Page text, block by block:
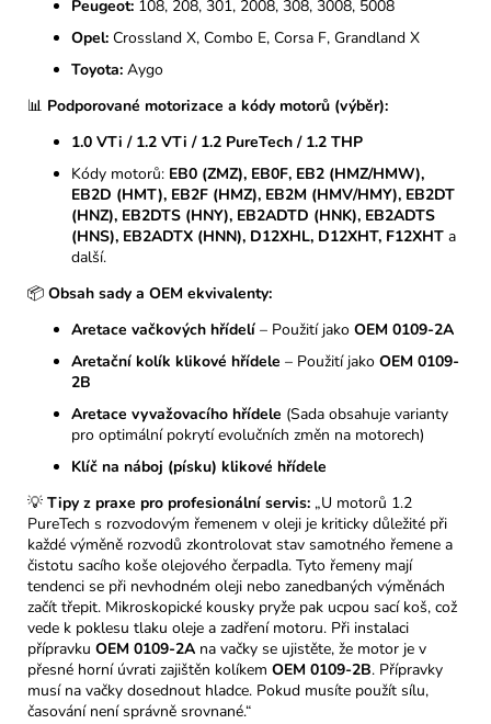
Peugeot: 108, 208, 301, 2008, 308, 3008, 5008
Opel: Crossland X, Combo E, Corsa F, Grandland X
Toyota: Aygo
📊 Podporované motorizace a kódy motorů (výběr):
1.0 VTi / 1.2 VTi / 1.2 PureTech / 1.2 THP
Kódy motorů: EB0 (ZMZ), EB0F, EB2 (HMZ/HMW),
EB2D (HMT), EB2F (HMZ), EB2M (HMV/HMY), EB2DT
(HNZ), EB2DTS (HNY), EB2ADTD (HNK), EB2ADTS
(HNS), EB2ADTX (HNN), D12XHL, D12XHT, F12XHT a
další.
📦 Obsah sady a OEM ekvivalenty:
Aretace vačkových hřídelí – Použití jako OEM 0109-2A
Aretační kolík klikové hřídele – Použití jako OEM 0109-
2B
Aretace vyvažovacího hřídele (Sada obsahuje varianty
pro optimální pokrytí evolučních změn na motorech)
Klíč na náboj (písku) klikové hřídele
💡 Tipy z praxe pro profesionální servis: „U motorů 1.2
PureTech s rozvodovým řemenem v oleji je kriticky důležité při
každé výměně rozvodů zkontrolovat stav samotného řemene a
čistotu sacího koše olejového čerpadla. Tyto řemeny mají
tendenci se při nevhodném oleji nebo zanedbaných výměnách
začít třepit. Mikroskopické kousky pryže pak ucpou sací koš, což
vede k poklesu tlaku oleje a zadření motoru. Při instalaci
přípravku OEM 0109-2A na vačky se ujistěte, že motor je v
přesné horní úvrati zajištěn kolíkem OEM 0109-2B. Přípravky
musí na vačky dosednout hladce. Pokud musíte použít sílu,
časování není správně srovnané.“